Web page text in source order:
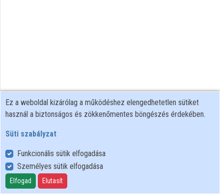
Felhasználói szabályzat
Adatkezelési tájékoztató
Süti szabályzat
Ez a weboldal kizárólag a működéshez elengedhetetlen sütiket
használ a biztonságos és zökkenőmentes böngészés érdekében.
Süti szabályzat
Funkcionális sütik elfogadása
Személyes sütik elfogadása
Elfogad Elutasít